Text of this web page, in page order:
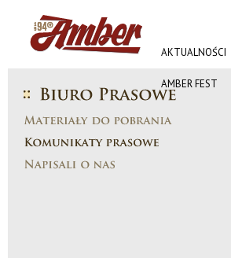
AKTUALNOŚCI
AMBER FEST